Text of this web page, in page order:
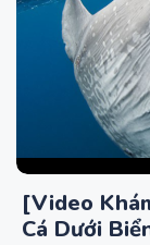
[Video
Cá Dưới